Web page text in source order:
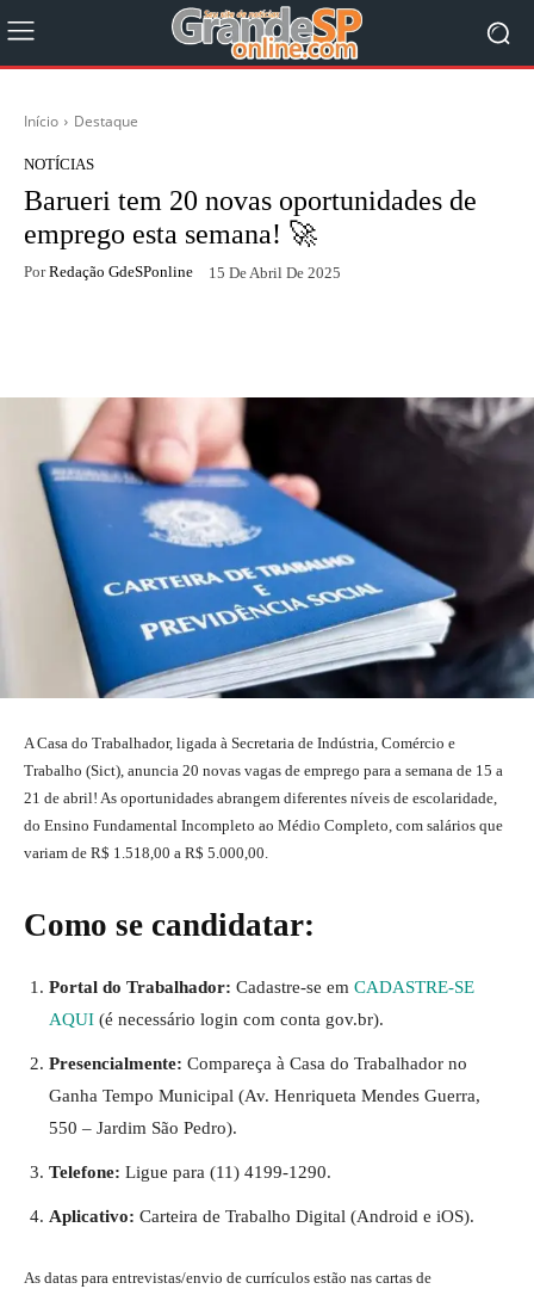
Início Destaque
NOTÍCIAS
Barueri tem 20 novas oportunidades de
emprego esta semana! 🚀
Por Redação GdeSPonline 15 De Abril De 2025
A Casa do Trabalhador, ligada à Secretaria de Indústria, Comércio e
Trabalho (Sict), anuncia 20 novas vagas de emprego para a semana de 15 a
21 de abril! As oportunidades abrangem diferentes níveis de escolaridade,
do Ensino Fundamental Incompleto ao Médio Completo, com salários que
variam de R$ 1.518,00 a R$ 5.000,00.
Como se candidatar:
Portal do Trabalhador: Cadastre-se em CADASTRE-SE
AQUI (é necessário login com conta gov.br).
Presencialmente: Compareça à Casa do Trabalhador no
Ganha Tempo Municipal (Av. Henriqueta Mendes Guerra,
550 – Jardim São Pedro).
Telefone: Ligue para (11) 4199-1290.
Aplicativo: Carteira de Trabalho Digital (Android e iOS).
As datas para entrevistas/envio de currículos estão nas cartas de